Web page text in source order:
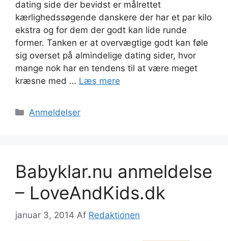
dating side der bevidst er målrettet
kærlighedssøgende danskere der har et par kilo
ekstra og for dem der godt kan lide runde
former. Tanken er at overvægtige godt kan føle
sig overset på almindelige dating sider, hvor
mange nok har en tendens til at være meget
kræsne med … Læs mere
Kategorier
Anmeldelser
Babyklar.nu anmeldelse
– LoveAndKids.dk
januar 3, 2014 Af Redaktionen